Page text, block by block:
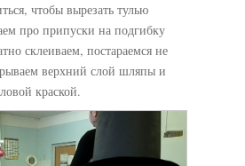
чтобы вырезать тулью
про припуски на подгибку
склеиваем, постараемся не
верхний слой шляпы и
краской.